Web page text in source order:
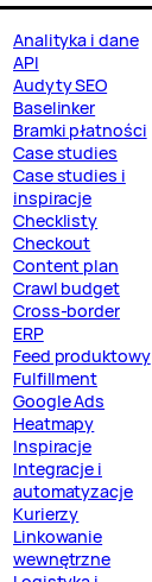
Analityka i dane
API
Audyty SEO
Baselinker
Bramki płatności
Case studies
Case studies i
inspiracje
Checklisty
Checkout
Content plan
Crawl budget
Cross-border
ERP
Feed produktowy
Fulfillment
Google Ads
Heatmapy
Inspiracje
Integracje i
automatyzacje
Kurierzy
Linkowanie
wewnętrzne